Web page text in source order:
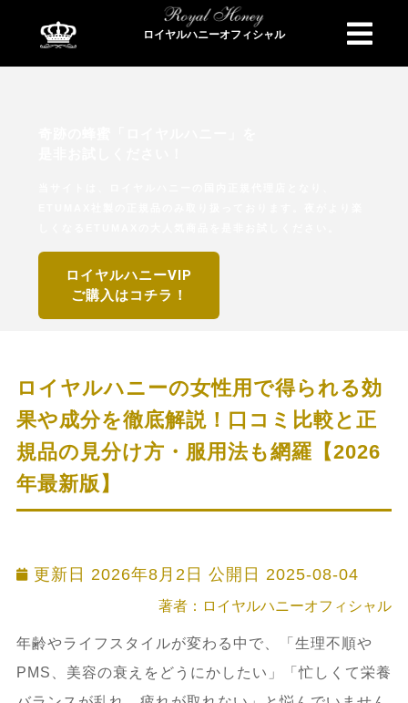
ロイヤルハニーオフィシャル
ロイヤルハニーVIP
ご購入はコチラ！
ロイヤルハニーの女性用で得られる効
果や成分を徹底解説！口コミ比較と正
規品の見分け方・服用法も網羅【2026
年最新版】
更新日 2026年8月2日 公開日 2025-08-04
著者：ロイヤルハニーオフィシャル
年齢やライフスタイルが変わる中で、「生理不順や
PMS、美容の衰えをどうにかしたい」「忙しくて栄養